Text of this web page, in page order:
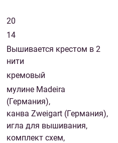
20
14
Вышивается крестом в 2
нити
кремовый
мулине Madeira
(Германия),
канва Zweigart (Германия),
игла для вышивания,
комплект схем,